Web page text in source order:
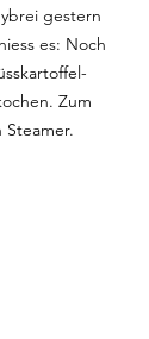
gestern
es: Noch
Zum